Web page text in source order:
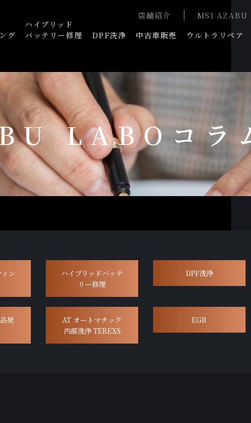
店舗紹介
MSI AZABU
グ
ハイブリッド
バッテリー修理
DPF洗浄 中古車販売 ウルトラリペア
LABOコラ
ン
ハイブリッドバッテ
リー修理
DPF洗浄
発
AT オートマチック
内部洗浄 TEREXS
EGR